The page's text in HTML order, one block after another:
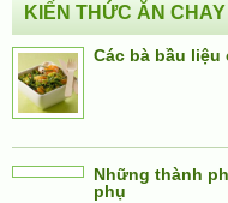
KIẾN THỨC ĂN CHAY
Các bà bầu liệu
Những thành
phụ